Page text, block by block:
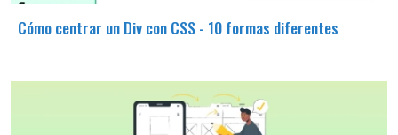
Cómo centrar un Div con CSS - 10 formas diferentes